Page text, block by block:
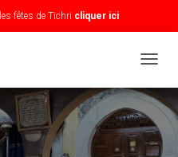
fêtes de Tichri cliquer ici
O
G
G
L
E